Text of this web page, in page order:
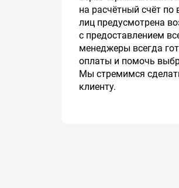
на расчётный счёт
лиц предусмотрена
с предоставлением
менеджеры всегда
оплаты и помочь
Мы стремимся
клиенту.